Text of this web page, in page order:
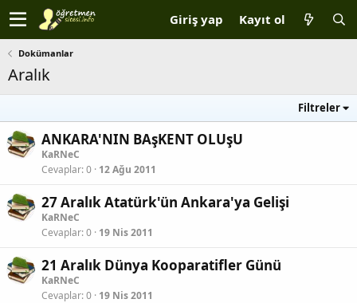
Giriş yap Kayıt ol
Dokümanlar
Aralık
Filtreler
ANKARA'NIN BAşKENT OLUşU
KaRNeC
Cevaplar 0 12 Ağu 2011
27 Aralık Atatürk'ün Ankara'ya Gelişi
KaRNeC
Cevaplar 0 19 Nis 2011
21 Aralık Dünya Kooparatifler Günü
KaRNeC
Cevaplar 0 19 Nis 2011